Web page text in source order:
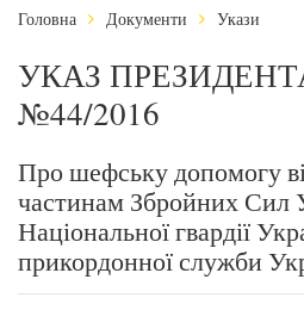
Головна Документи Укази
УКАЗ
№44/2016
Про шефську допомогу
частинам Збройних Сил
Національної гвардії
прикордонної служби